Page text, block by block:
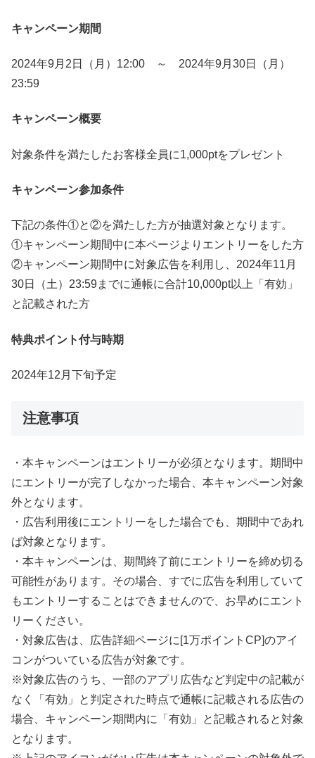
キャンペーン期間
2024年9月2日（月）12:00 ～ 2024年9月30日（月）
23:59
キャンペーン概要
対象条件を満たしたお客様全員に1,000ptをプレゼント
キャンペーン参加条件
下記の条件①と②を満たした方が抽選対象となります。
①キャンペーン期間中に本ページよりエントリーをした方
②キャンペーン期間中に対象広告を利用し、2024年11月
30日（土）23:59までに通帳に合計10,000pt以上「有効」
と記載された方
特典ポイント付与時期
2024年12月下旬予定
注意事項
・本キャンペーンはエントリーが必須となります。期間中
にエントリーが完了しなかった場合、本キャンペーン対象
外となります。
・広告利用後にエントリーをした場合でも、期間中であれ
ば対象となります。
・本キャンペーンは、期間終了前にエントリーを締め切る
可能性があります。その場合、すでに広告を利用していて
もエントリーすることはできませんので、お早めにエント
リーください。
・対象広告は、広告詳細ページに[1万ポイントCP]のアイ
コンがついている広告が対象です。
※対象広告のうち、一部のアプリ広告など判定中の記載が
なく「有効」と判定された時点で通帳に記載される広告の
場合、キャンペーン期間内に「有効」と記載されると対象
となります。